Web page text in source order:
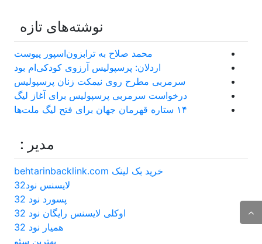
نوشته‌های تازه
محمد صلاح به ترابزون‌اسپور پیوست
اردلان: پرسپولیس آرزوی کودکی‌ام بود
سرمربی مطرح روی نیمکت زنان پرسپولیس
درخواست سرمربی پرسپولیس برای آغاز لیگ
۱۴ ستاره قهرمان جهان برای فتح لیگ ملت‌ها
مدیر :
خرید بک لینک behtarinbacklink.com
لایسنس نود32
پسورد نود 32
اوکلی لایسنس رایگان نود 32
همیار نود 32
بهترین سئو